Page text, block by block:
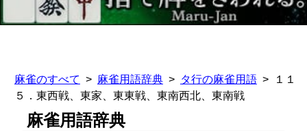
麻雀のすべて 麻雀用語辞典 タ行の麻雀用語
１１
５．東西戦、東家、東東戦、東南西北、東南戦
麻雀用語辞典